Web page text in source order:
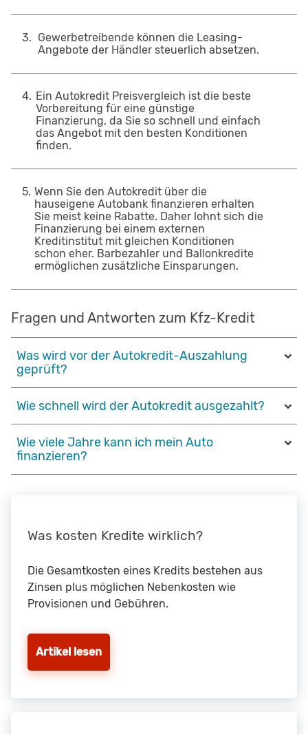
3. Gewerbetreibende können die Leasing-
Angebote der Händler steuerlich absetzen.
4. Ein Autokredit Preisvergleich ist die beste
Vorbereitung für eine günstige
Finanzierung, da Sie so schnell und einfach
das Angebot mit den besten Konditionen
finden.
5. Wenn Sie den Autokredit über die
hauseigene Autobank finanzieren erhalten
Sie meist keine Rabatte. Daher lohnt sich die
Finanzierung bei einem externen
Kreditinstitut mit gleichen Konditionen
schon eher. Barbezahler und Ballonkredite
ermöglichen zusätzliche Einsparungen.
Fragen und Antworten zum Kfz-Kredit
Was wird vor der Autokredit-Auszahlung
geprüft?
Wie schnell wird der Autokredit ausgezahlt?
Wie viele Jahre kann ich mein Auto
finanzieren?
Was kosten Kredite wirklich?
Die Gesamtkosten eines Kredits bestehen aus
Zinsen plus möglichen Nebenkosten wie
Provisionen und Gebühren.
Artikel lesen